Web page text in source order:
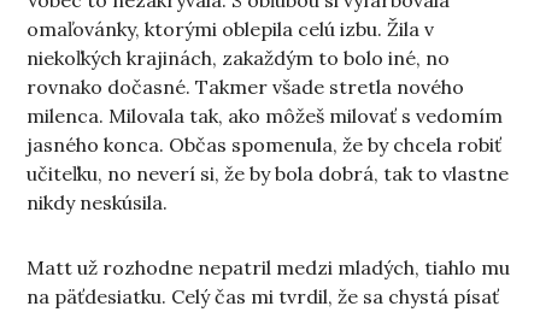
omaľovánky, ktorými oblepila celú izbu. Žila v
niekoľkých krajinách, zakaždým to bolo iné, no
rovnako dočasné. Takmer všade stretla nového
milenca. Milovala tak, ako môžeš milovať s vedomím
jasného konca. Občas spomenula, že by chcela robiť
učiteľku, no neverí si, že by bola dobrá, tak to vlastne
nikdy neskúsila.
Matt už rozhodne nepatril medzi mladých, tiahlo mu
na päťdesiatku. Celý čas mi tvrdil, že sa chystá písať